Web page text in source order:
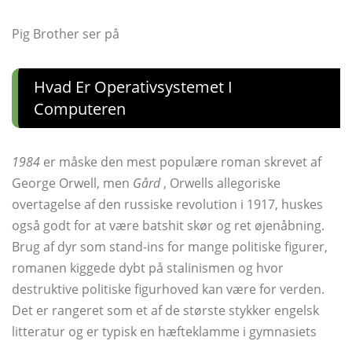
Pig Brother ser på
Hvad Er Operativsystemet I
Computeren
1984 er måske den mest populære roman skrevet af
George Orwell, men Gård, Orwells allegoriske
overtagelse af den russiske revolution i 1917, huskes
også godt for at være batshit skør og ret øjenåbning.
Brug af dyr som stand-ins for mange politiske figurer,
romanen kiggede dybt på stalinismen og hvor
destruktive politiske figurhoved kan være for verden.
Det er rangeret som et af de største stykker engelsk
litteratur og er typisk en hæfteklamme i gymnasiets